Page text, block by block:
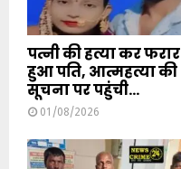
पत्नी की हत्या कर फरार
हुआ पति, आत्महत्या की
सूचना पर पहुंची...
01/08/2026